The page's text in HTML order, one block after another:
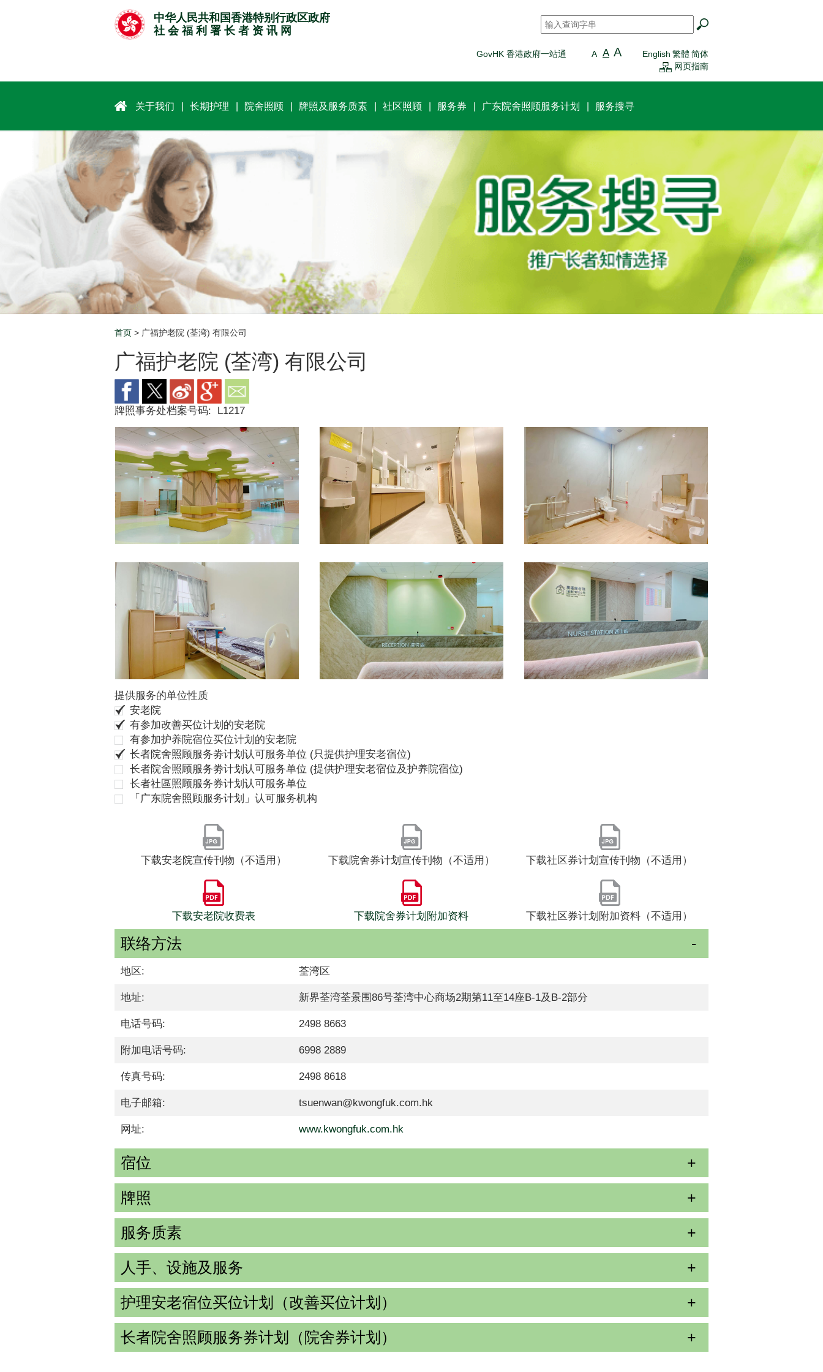
中华人民共和国香港特别行政区政府
社 会 福 利 署 长 者 资 讯 网
搜寻 *
GovHK 香港政府一站通 A A A English 繁體 简体
网页指南
关于我们 长期护理 院舍照顾 牌照及服务质素 社区照顾 服务券 广东院舍照顾服务计划 服务搜寻
Breadcrumb
首页 > 广福护老院 (荃湾) 有限公司
广福护老院 (荃湾) 有限公司
牌照事务处档案号码: L1217
提供服务的单位性质
安老院
有参加改善买位计划的安老院
有参加护养院宿位买位计划的安老院
长者院舍照顾服务劵计划认可服务单位 (只提供护理安老宿位)
长者院舍照顾服务劵计划认可服务单位 (提供护理安老宿位及护养院宿位)
长者社區照顾服务券计划认可服务单位
「广东院舍照顾服务计划」认可服务机构
下载安老院宣传刊物（不适用） 下载院舍券计划宣传刊物（不适用） 下载社区券计划宣传刊物（不适用）
下载安老院收费表 下载院舍券计划附加资料 下载社区券计划附加资料（不适用）
联络方法
地区: 荃湾区
地址: 新界荃湾荃景围86号荃湾中心商场2期第11至14座B-1及B-2部分
电话号码: 2498 8663
附加电话号码: 6998 2889
传真号码: 2498 8618
电子邮箱: tsuenwan@kwongfuk.com.hk
网址: www.kwongfuk.com.hk
宿位
牌照
服务质素
人手、设施及服务
护理安老宿位买位计划（改善买位计划）
长者院舍照顾服务券计划（院舍券计划）